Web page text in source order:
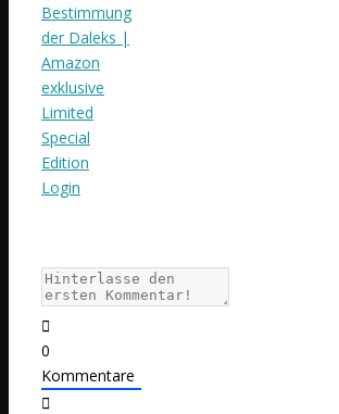
Bestimmung
der Daleks |
Amazon
exklusive
Limited
Special
Edition
Login
0
Kommentare